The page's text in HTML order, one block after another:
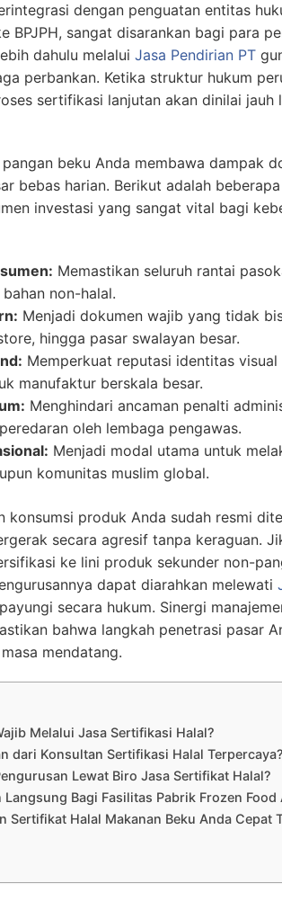
dengan penguatan entitas
BPJPH, sangat disarankan bagi para
dahulu melalui Jasa Pendirian PT
perbankan. Ketika struktur hukum
sertifikasi lanjutan akan dinilai
beku Anda membawa dampak
bebas harian. Berikut adalah
investasi yang sangat vital bagi
Memastikan seluruh rantai
non-halal.
Menjadi dokumen wajib yang tidak
hingga pasar swalayan besar.
Memperkuat reputasi identitas
manufaktur berskala besar.
Menghindari ancaman penalti
oleh lembaga pengawas.
Menjadi modal utama untuk
komunitas muslim global.
produk Anda sudah resmi
secara agresif tanpa keraguan.
ke lini produk sekunder non-
dapat diarahkan melewati
secara hukum. Sinergi
bahwa langkah penetrasi pasar
mendatang.
Melalui Jasa Sertifikasi Halal?
dari Konsultan Sertifikasi Halal Terpercaya?
Lewat Biro Jasa Sertifikat Halal?
Bagi Fasilitas Pabrik Frozen Food
Sertifikat Halal Makanan Beku Anda Cepat